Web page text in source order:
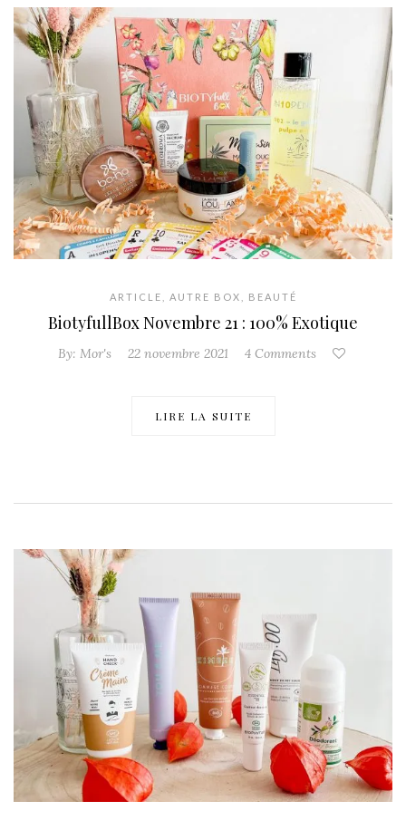
ARTICLE AUTRE BOX BEAUTÉ
BiotyfullBox Novembre 21 : 100% Exotique
By: Mor's 22 novembre 2021 4 Comments
LIRE LA SUITE